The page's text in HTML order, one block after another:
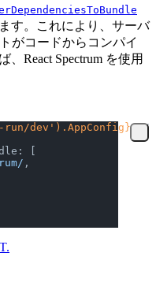
す。これにより、サーバ
がコードからコンパイ
React Spectrum を使用
run/dev').AppConfig} */
[
,